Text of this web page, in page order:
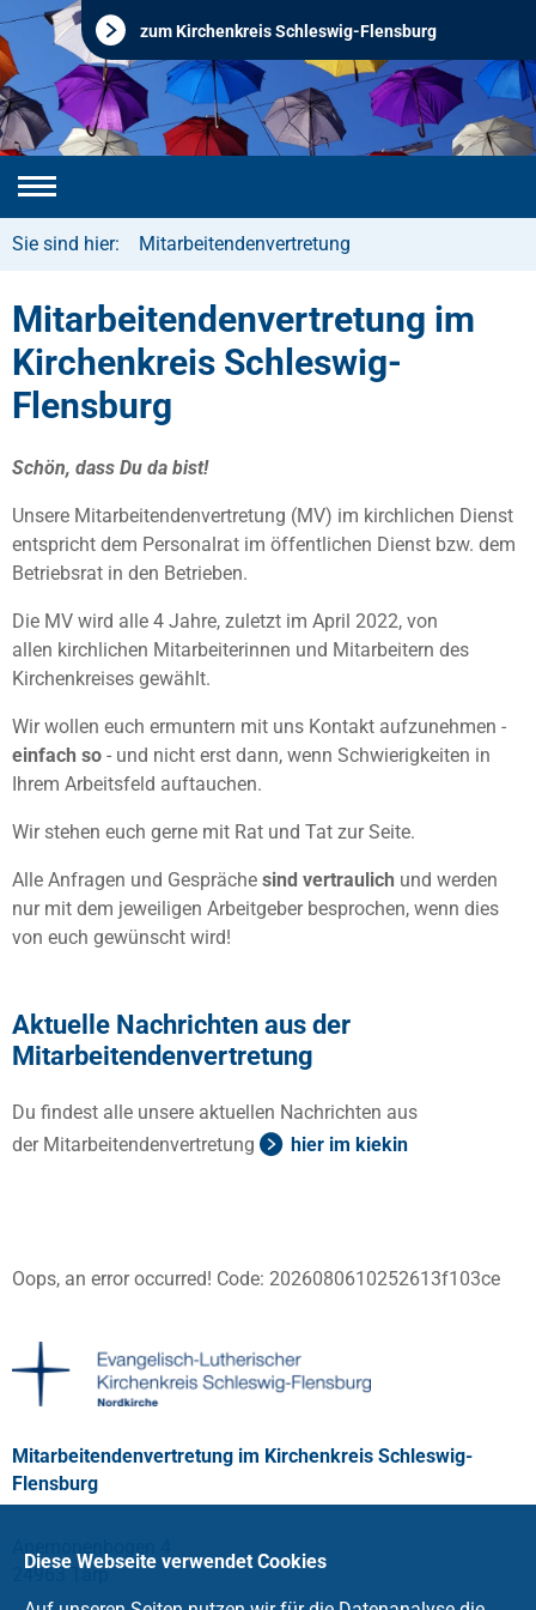
zum Kirchenkreis Schleswig-Flensburg
Sie sind hier: Mitarbeitendenvertretung
Mitarbeitendenvertretung im
Kirchenkreis Schleswig-
Flensburg
Schön, dass Du da bist!
Unsere Mitarbeitendenvertretung (MV) im kirchlichen Dienst
entspricht dem Personalrat im öffentlichen Dienst bzw. dem
Betriebsrat in den Betrieben.
Die MV wird alle 4 Jahre, zuletzt im April 2022, von
allen kirchlichen Mitarbeiterinnen und Mitarbeitern des
Kirchenkreises gewählt.
Wir wollen euch ermuntern mit uns Kontakt aufzunehmen -
einfach so - und nicht erst dann, wenn Schwierigkeiten in
Ihrem Arbeitsfeld auftauchen.
Wir stehen euch gerne mit Rat und Tat zur Seite.
Alle Anfragen und Gespräche sind vertraulich und werden
nur mit dem jeweiligen Arbeitgeber besprochen, wenn dies
von euch gewünscht wird!
Aktuelle Nachrichten aus der
Mitarbeitendenvertretung
Du findest alle unsere aktuellen Nachrichten aus
der Mitarbeitendenvertretung
hier im kiekin
Oops, an error occurred! Code: 2026080610252613f103ce
Mitarbeitendenvertretung im Kirchenkreis Schleswig-
Flensburg
Anemonenbogen 4
24963 Tarp
Diese Webseite verwendet Cookies